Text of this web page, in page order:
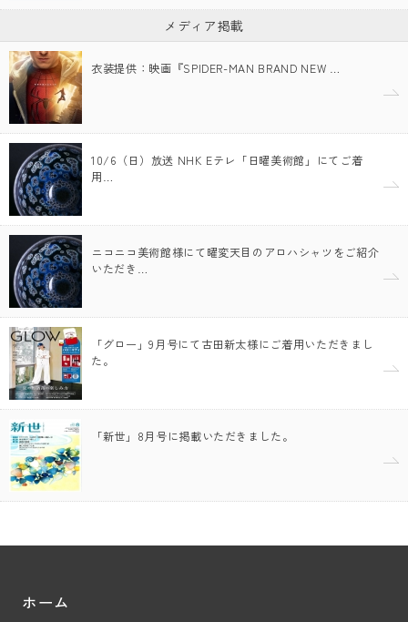
メディア掲載
衣装提供：映画『SPIDER-MAN BRAND NEW …
10/6（日）放送 NHK Eテレ「日曜美術館」にてご着
用…
ニコニコ美術館様にて曜変天目のアロハシャツをご紹介
いただき…
「グロー」9月号にて古田新太様にご着用いただきまし
た。
「新世」8月号に掲載いただきました。
ホーム